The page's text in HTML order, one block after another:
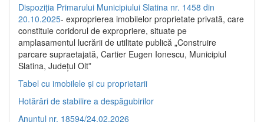
Dispoziția Primarului Municipiului Slatina nr. 1458 din
20.10.2025- exproprierea imobilelor proprietate privată, care
constituie coridorul de expropriere, situate pe
amplasamentul lucrării de utilitate publică „Construire
parcare supraetajată, Cartier Eugen Ionescu, Municipiul
Slatina, Județul Olt”
Tabel cu imobilele și cu proprietarii
Hotărâri de stabilire a despăgubirilor
Anunțul nr. 18594/24.02.2026